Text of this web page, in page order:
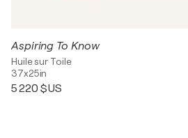
Aspiring To Know
Huile sur Toile
37x25in
5 220 $US